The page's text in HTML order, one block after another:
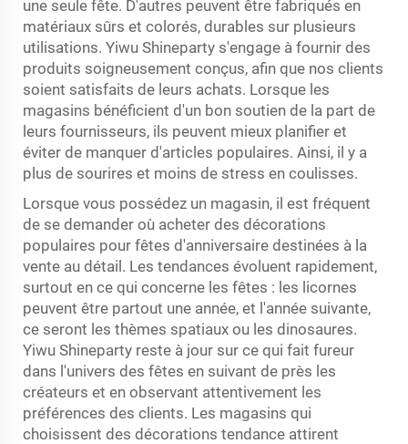
une seule fête. D'autres peuvent être fabriqués en
matériaux sûrs et colorés, durables sur plusieurs
utilisations. Yiwu Shineparty s'engage à fournir des
produits soigneusement conçus, afin que nos clients
soient satisfaits de leurs achats. Lorsque les
magasins bénéficient d'un bon soutien de la part de
leurs fournisseurs, ils peuvent mieux planifier et
éviter de manquer d'articles populaires. Ainsi, il y a
plus de sourires et moins de stress en coulisses.
Lorsque vous possédez un magasin, il est fréquent
de se demander où acheter des décorations
populaires pour fêtes d'anniversaire destinées à la
vente au détail. Les tendances évoluent rapidement,
surtout en ce qui concerne les fêtes : les licornes
peuvent être partout une année, et l'année suivante,
ce seront les thèmes spatiaux ou les dinosaures.
Yiwu Shineparty reste à jour sur ce qui fait fureur
dans l'univers des fêtes en suivant de près les
créateurs et en observant attentivement les
préférences des clients. Les magasins qui
choisissent des décorations tendance attirent